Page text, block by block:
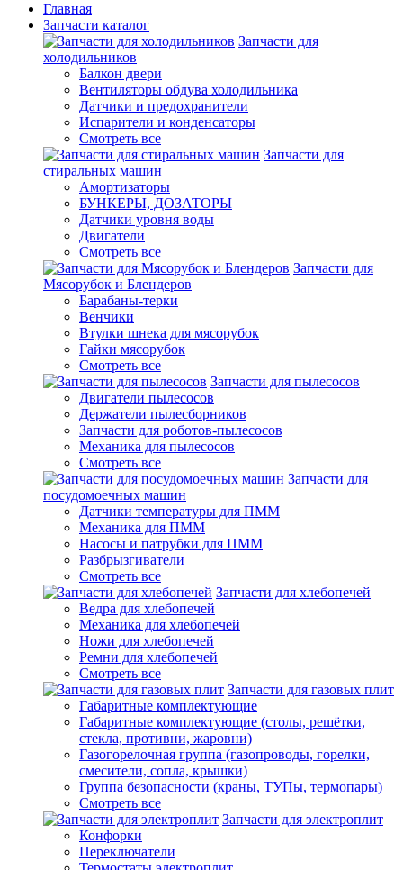
Главная
Запчасти каталог
Запчасти для
холодильников
Балкон двери
Вентиляторы обдува холодильника
Датчики и предохранители
Испарители и конденсаторы
Смотреть все
Запчасти для
стиральных машин
Амортизаторы
БУНКЕРЫ, ДОЗАТОРЫ
Датчики уровня воды
Двигатели
Смотреть все
Запчасти для
Мясорубок и Блендеров
Барабаны-терки
Венчики
Втулки шнека для мясорубок
Гайки мясорубок
Смотреть все
Запчасти для пылесосов
Двигатели пылесосов
Держатели пылесборников
Запчасти для роботов-пылесосов
Механика для пылесосов
Смотреть все
Запчасти для
посудомоечных машин
Датчики температуры для ПММ
Механика для ПММ
Насосы и патрубки для ПММ
Разбрызгиватели
Смотреть все
Запчасти для хлебопечей
Ведра для хлебопечей
Механика для хлебопечей
Ножи для хлебопечей
Ремни для хлебопечей
Смотреть все
Запчасти для газовых плит
Габаритные комплектующие
Габаритные комплектующие (столы, решётки,
стекла, противни, жаровни)
Газогорелочная группа (газопроводы, горелки,
смесители, сопла, крышки)
Группа безопасности (краны, ТУПы, термопары)
Смотреть все
Запчасти для электроплит
Конфорки
Переключатели